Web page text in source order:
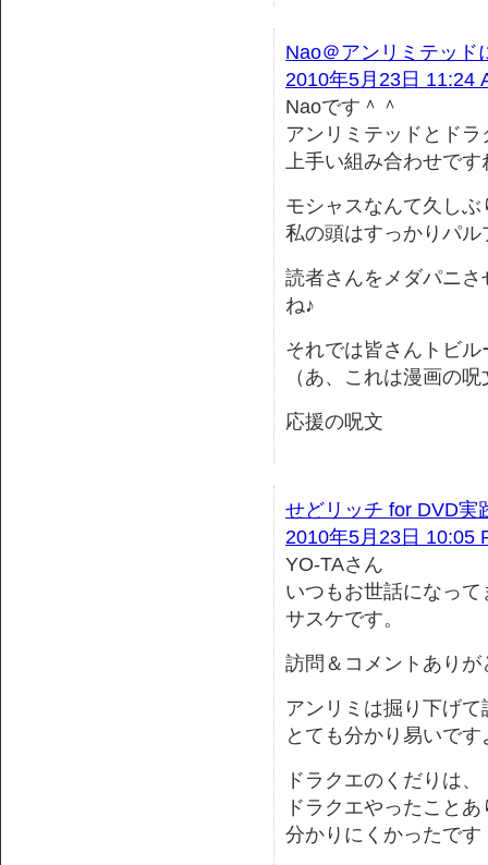
Nao＠アンリミテッド
2010年5月23日 11:24
Naoです＾＾
アンリミテッドとドラ
上手い組み合わせです
モシャスなんて久し
私の頭はすっかりパ
読者さんをメダパニ
ね♪
それでは皆さんトビル
（あ、これは漫画の
応援の呪文
せどリッチ for DVD実
2010年5月23日 10:05
YO-TAさん
いつもお世話になって
サスケです。
訪問＆コメントあり
アンリミは掘り下げ
とても分かり易いです
ドラクエのくだりは、
ドラクエやったこと
分かりにくかったです